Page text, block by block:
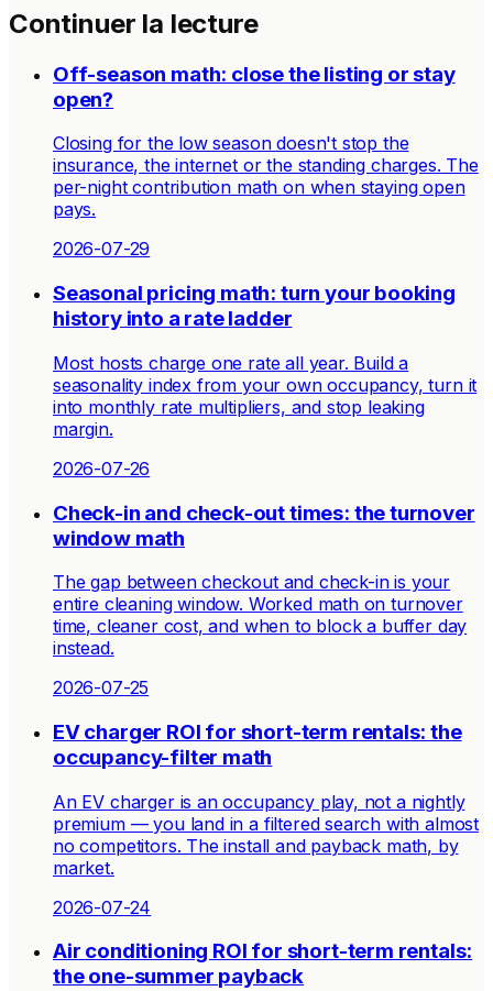
Continuer la lecture
Off-season math: close the listing or stay
open?
Closing for the low season doesn't stop the
insurance, the internet or the standing charges. The
per-night contribution math on when staying open
pays.
2026-07-29
Seasonal pricing math: turn your booking
history into a rate ladder
Most hosts charge one rate all year. Build a
seasonality index from your own occupancy, turn it
into monthly rate multipliers, and stop leaking
margin.
2026-07-26
Check-in and check-out times: the turnover
window math
The gap between checkout and check-in is your
entire cleaning window. Worked math on turnover
time, cleaner cost, and when to block a buffer day
instead.
2026-07-25
EV charger ROI for short-term rentals: the
occupancy-filter math
An EV charger is an occupancy play, not a nightly
premium — you land in a filtered search with almost
no competitors. The install and payback math, by
market.
2026-07-24
Air conditioning ROI for short-term rentals:
the one-summer payback